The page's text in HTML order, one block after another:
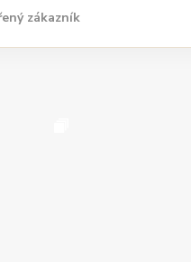
zákazník